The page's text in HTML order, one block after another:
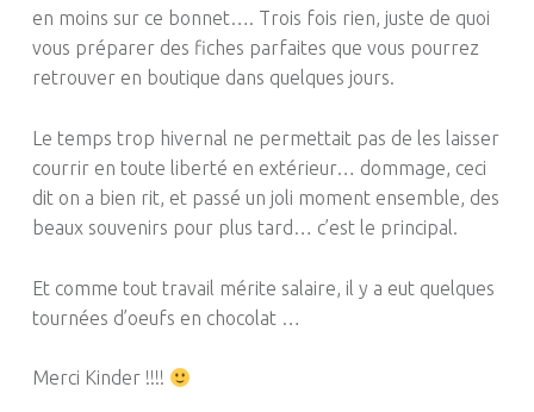
en moins sur ce bonnet…. Trois fois rien, juste de quoi
vous préparer des fiches parfaites que vous pourrez
retrouver en boutique dans quelques jours.
Le temps trop hivernal ne permettait pas de les laisser
courrir en toute liberté en extérieur… dommage, ceci
dit on a bien rit, et passé un joli moment ensemble, des
beaux souvenirs pour plus tard… c’est le principal.
Et comme tout travail mérite salaire, il y a eut quelques
tournées d’oeufs en chocolat …
Merci Kinder !!!!